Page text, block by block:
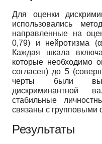
Для оценки
использовались
направленные на
0,79) и нейротизма
Каждая шкала
которые необходимо
согласен) до 5
черты были
дискриминантной
стабильные
связаны с
Результаты